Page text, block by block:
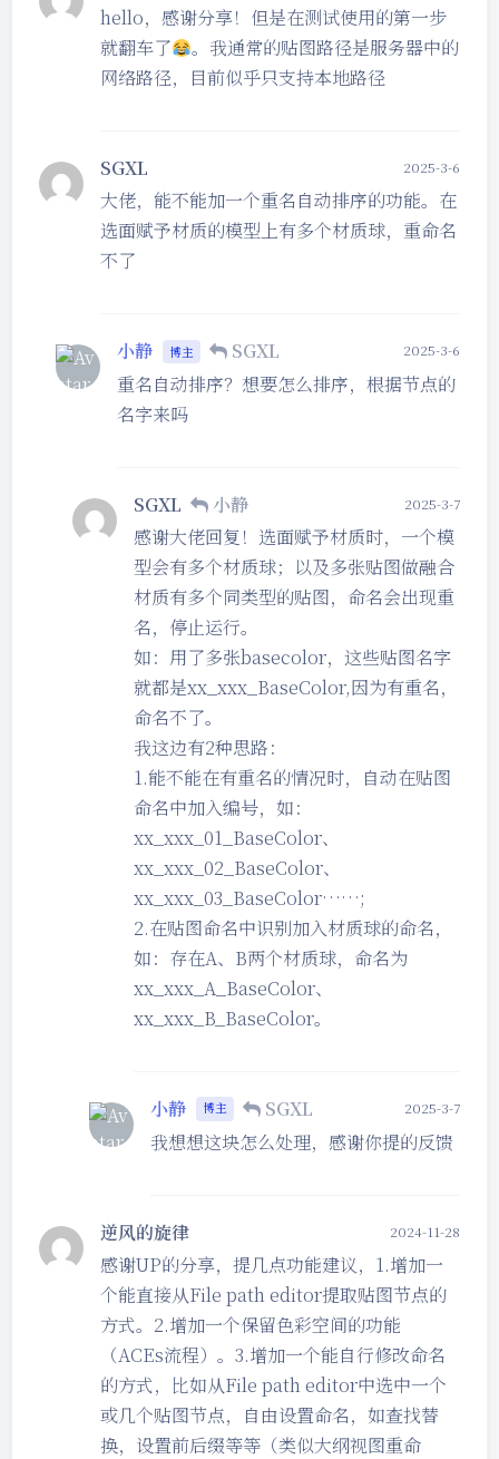
hello，感谢分享！但是在测试使用的第一步
就翻车了
。我通常的贴图路径是服务器中的
网络路径，目前似乎只支持本地路径
SGXL 2025-3-6
大佬，能不能加一个重名自动排序的功能。在
选面赋予材质的模型上有多个材质球，重命名
不了
小静 博主 SGXL 2025-3-6
重名自动排序？想要怎么排序，根据节点的
名字来吗
SGXL 小静 2025-3-7
感谢大佬回复！选面赋予材质时，一个模
型会有多个材质球；以及多张贴图做融合
材质有多个同类型的贴图，命名会出现重
名，停止运行。
如：用了多张basecolor，这些贴图名字
就都是xx_xxx_BaseColor,因为有重名，
命名不了。
我这边有2种思路：
1.能不能在有重名的情况时，自动在贴图
命名中加入编号，如：
xx_xxx_01_BaseColor、
xx_xxx_02_BaseColor、
xx_xxx_03_BaseColor……;
2.在贴图命名中识别加入材质球的命名，
如：存在A、B两个材质球，命名为
xx_xxx_A_BaseColor、
xx_xxx_B_BaseColor。
小静 博主 SGXL 2025-3-7
我想想这块怎么处理，感谢你提的反馈
逆风的旋律 2024-11-28
感谢UP的分享，提几点功能建议，1.增加一
个能直接从File path editor提取贴图节点的
方式。2.增加一个保留色彩空间的功能
（ACEs流程）。3.增加一个能自行修改命名
的方式，比如从File path editor中选中一个
或几个贴图节点，自由设置命名，如查找替
换，设置前后缀等等（类似大纲视图重命